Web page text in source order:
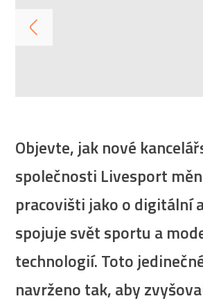
Objevte, jak nové
společnosti Livesport
pracovišti jako o digitální
spojuje svět sportu a
technologií. Toto
navrženo tak, aby